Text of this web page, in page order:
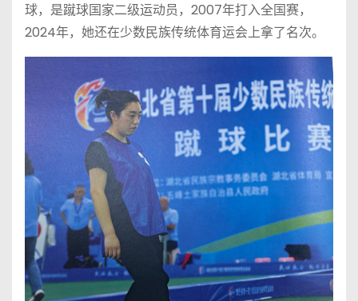
球，是蹴球国家二级运动员，2007年打入全国赛，
2024年，她还在少数民族传统体育运会上拿了名次。